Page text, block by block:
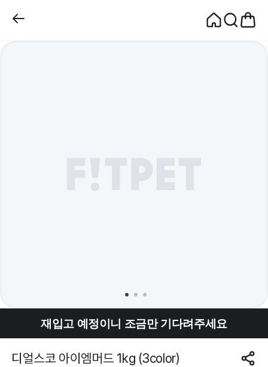
재입고 예정이니 조금만 기다려주세요
디얼스코 아이엠머드 1kg (3color)